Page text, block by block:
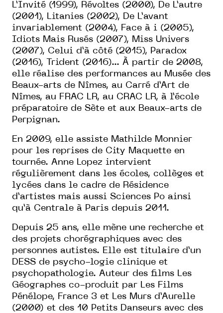
L’Invité (1999), Révoltes (2000), De L’autre
(2001), Litanies (2002), De L’avant
invariablement (2004), Face à i (2005),
Idiots Mais Rusés (2007), Miss Univers
(2007), Celui d’à côté (2015), Paradox
(2016), Trident (2016)... À partir de 2008,
elle réalise des performances au Musée des
Beaux-arts de Nîmes, au Carré d’Art de
Nîmes, au FRAC LR, au CRAC LR, à l’école
préparatoire de Sète et aux Beaux-arts de
Perpignan.
En 2009, elle assiste Mathilde Monnier
pour les reprises de City Maquette en
tournée. Anne Lopez intervient
régulièrement dans les écoles, collèges et
lycées dans le cadre de Résidence
d’artistes mais aussi Sciences Po ainsi
qu’à Centrale à Paris depuis 2011.
Depuis 25 ans, elle mène une recherche et
des projets chorégraphiques avec des
personnes autistes. Elle est titulaire d’un
DESS de psycho-logie clinique et
psychopathologie. Auteur des films Les
Géographes co-produit par Les Films
Pénélope, France 3 et Les Murs d’Aurelle
(2000) et des 10 Petits Danseurs avec des